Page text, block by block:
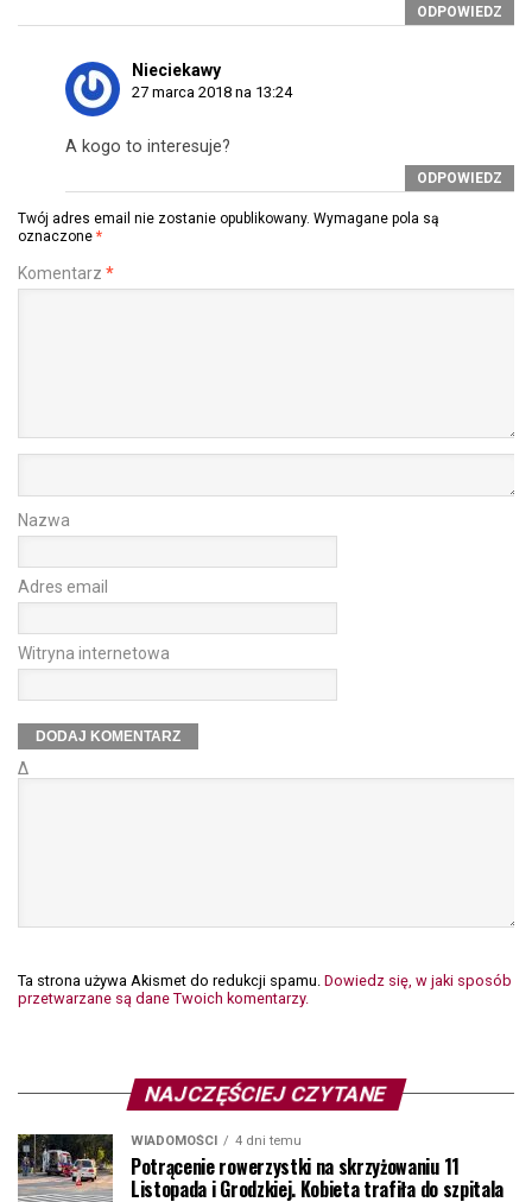
ODPOWIEDZ
Nieciekawy
27 marca 2018 na 13:24
A kogo to interesuje?
ODPOWIEDZ
Twój adres email nie zostanie opublikowany. Wymagane pola są
oznaczone *
Komentarz *
Nazwa
Adres email
Witryna internetowa
Δ
Ta strona używa Akismet do redukcji spamu. Dowiedz się, w jaki sposób
przetwarzane są dane Twoich komentarzy.
NAJCZĘŚCIEJ CZYTANE
WIADOMOŚCI 4 dni temu
Potrącenie rowerzystki na skrzyżowaniu 11
Listopada i Grodzkiej. Kobieta trafiła do szpitala